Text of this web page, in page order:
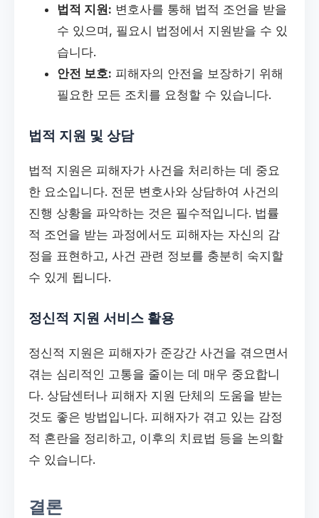
법적 지원: 변호사를 통해 법적 조언을 받을
수 있으며, 필요시 법정에서 지원받을 수 있
습니다.
안전 보호: 피해자의 안전을 보장하기 위해
필요한 모든 조치를 요청할 수 있습니다.
법적 지원 및 상담
법적 지원은 피해자가 사건을 처리하는 데 중요
한 요소입니다. 전문 변호사와 상담하여 사건의
진행 상황을 파악하는 것은 필수적입니다. 법률
적 조언을 받는 과정에서도 피해자는 자신의 감
정을 표현하고, 사건 관련 정보를 충분히 숙지할
수 있게 됩니다.
정신적 지원 서비스 활용
정신적 지원은 피해자가 준강간 사건을 겪으면서
겪는 심리적인 고통을 줄이는 데 매우 중요합니
다. 상담센터나 피해자 지원 단체의 도움을 받는
것도 좋은 방법입니다. 피해자가 겪고 있는 감정
적 혼란을 정리하고, 이후의 치료법 등을 논의할
수 있습니다.
결론